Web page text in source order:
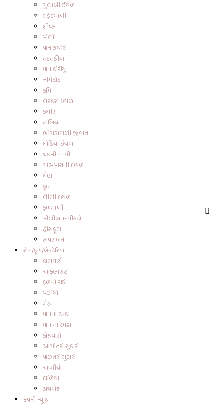
ગુલાબી ઈયળ
સફેદમાખી
થ્રીપ્સ
મોલો
પાન કથીરી
તડતડીયા
પાન કોરીયું
નીમેટોડ
કૃમિ
લશ્કરી ઈયળ
કથીરી
ઢાંલિયા
ભીંગડાવાળી જીવાત
ઘોડિયા ઈયળ
થડની માખી
ગાભમારાની ઈયળ
ધૈણ
ફૂદા
લીલી ઈયળ
ફળમાખી
મીલીબગ-ચીકટો
હીરાફૂદા
હોપર બર્ન
રોગ/ફૂગ/બેક્ટેરિયા
કાલવર્ણ
આફ્લારુટ
ફળનો સડો
મધીયો
ગેરુ
પાનના ટપકા
પાનાના ટપકા
કોહવારો
આગોતરો સુકારો
પાછતરો સુકારો
આગીયો
દાળિયા
ડાયબેક
કંપની ન્યુઝ